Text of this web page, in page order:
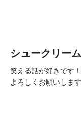
シュークリーム
笑える話が好きです！
よろしくお願いします